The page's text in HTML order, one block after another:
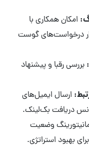
امکان همکاری با
درخواست‌های گوست
بررسی رقبا و پیشنهاد
ارسال ایمیل‌های
دریافت بک‌لینک.
وضعیت
بهبود استراتژی.